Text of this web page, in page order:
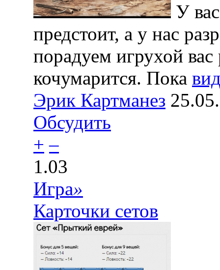
У
предстоит, а у нас
порадуем игрухой вас
кочумарится. Пока
Эрик Картманез
Обсудить
+ –
1.03
Игра»
Карточки сетов